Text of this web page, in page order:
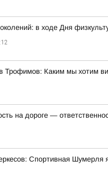
в ходе Дня
Трофимов: Каким мы хотим
на дороге —
Спортивная Шумерля